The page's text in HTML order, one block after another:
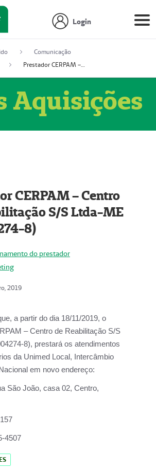
Login
Comunicação
Prestador CERPAM – Centro de Reabilitação S/S Ltda-ME (52004274-8)
Aquisições
CERPAM – Centro
S/S Ltda-ME
8)
do prestador
2019
a partir do dia 18/11/2019, o
– Centro de Reabilitação S/S
8), prestará os atendimentos
da Unimed Local, Intercâmbio
em novo endereço:
São João, casa 02, Centro,
4507